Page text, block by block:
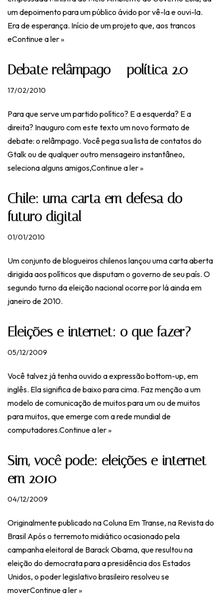
um depoimento para um público ávido por vê-la e ouvi-la.
Era de esperança. Início de um projeto que, aos trancos
eContinue a ler »
Debate relâmpago – política 2.0
17/02/2010
Para que serve um partido político? E a esquerda? E a
direita? Inauguro com este texto um novo formato de
debate: o relâmpago. Você pega sua lista de contatos do
Gtalk ou de qualquer outro mensageiro instantâneo,
seleciona alguns amigos,Continue a ler »
Chile: uma carta em defesa do
futuro digital
01/01/2010
Um conjunto de blogueiros chilenos lançou uma carta aberta
dirigida aos políticos que disputam o governo de seu país. O
segundo turno da eleição nacional ocorre por lá ainda em
janeiro de 2010.
Eleições e internet: o que fazer?
05/12/2009
Você talvez já tenha ouvido a expressão bottom-up, em
inglês. Ela significa de baixo para cima. Faz menção a um
modelo de comunicação de muitos para um ou de muitos
para muitos, que emerge com a rede mundial de
computadores.Continue a ler »
Sim, você pode: eleições e internet
em 2010
04/12/2009
Originalmente publicado na Coluna Em Transe, na Revista do
Brasil Após o terremoto midiático ocasionado pela
campanha eleitoral de Barack Obama, que resultou na
eleição do democrata para a presidência dos Estados
Unidos, o poder legislativo brasileiro resolveu se
moverContinue a ler »